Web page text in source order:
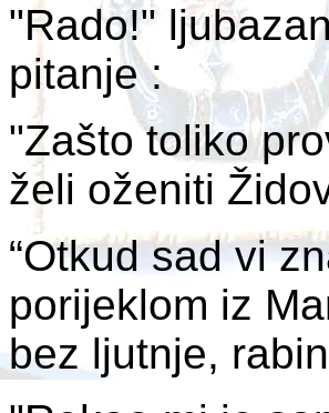
"Rado!"
pitanje :
"Zašto toliko
želi oženiti
“Otkud sad vi
porijeklom iz
bez ljutnje,